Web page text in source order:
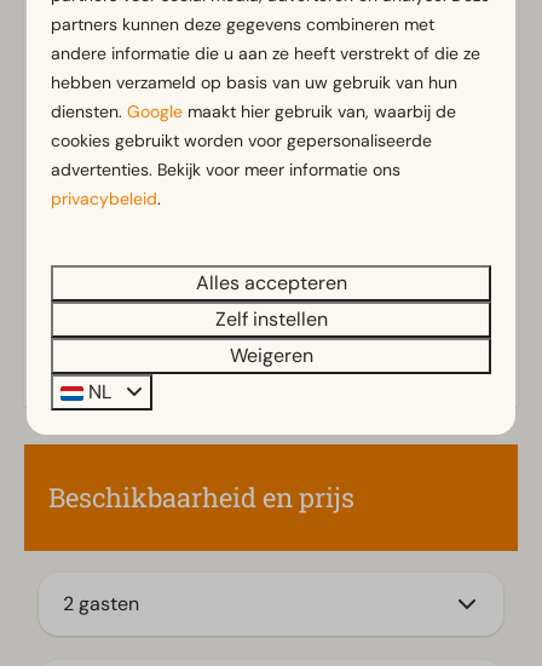
Parkeergelegenheid nabij vakantieverblijf
Badkamer
Aparte toiletten: 1
Badkamer(s) beneden: 1
Douche(cabine)
Steiger
Tuinset
Keuken
Ingerichte keuken
Koelkast met vriesvak
Waterkoker
Toon meer ↓
Beschikbaarheid en prijs
2 gasten
partners kunnen deze gegevens combineren met
andere informatie die u aan ze heeft verstrekt of die ze
hebben verzameld op basis van uw gebruik van hun
diensten.Google maakt hier gebruik van, waarbij de
cookies gebruikt worden voor gepersonaliseerde
advertenties. Bekijk voor meer informatie ons
privacybeleid.
Alles accepteren
Zelf instellen
Weigeren
NL